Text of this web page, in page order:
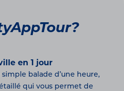
en 1 jour
simple balade d’une heure,
qui vous permet de